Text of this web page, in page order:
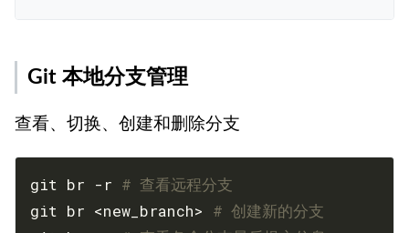
Git 本地分支管理
查看、切换、创建和删除分支
git br -r # 查看远程分支
git br <new_branch> # 创建新的分支